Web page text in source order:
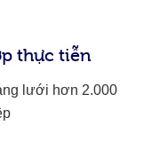
thực tiễn
lưới hơn 2.000